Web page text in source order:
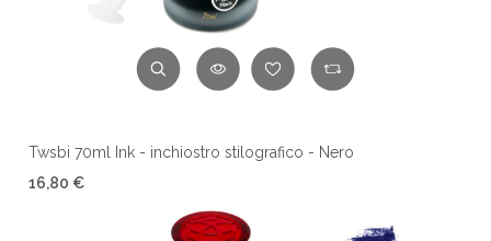
Twsbi 70ml Ink - inchiostro stilografico - Nero
16,80 €